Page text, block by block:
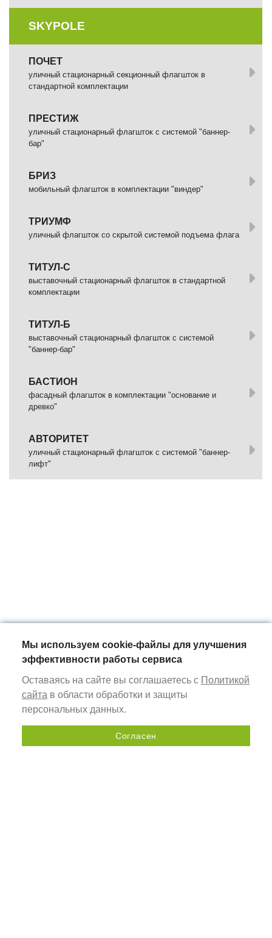
SKYPOLE
ПОЧЕТ
уличный стационарный секционный флагшток в
стандартной комплектации
ПРЕСТИЖ
уличный стационарный флагшток с системой "баннер-
бар"
БРИЗ
мобильный флагшток в комплектации "виндер"
ТРИУМФ
уличный флагшток со скрытой системой подъема флага
ТИТУЛ-С
выставочный стационарный флагшток в стандартной
комплектации
ТИТУЛ-Б
выставочный стационарный флагшток с системой
"баннер-бар"
БАСТИОН
фасадный флагшток в комплектации "основание и
древко"
АВТОРИТЕТ
уличный стационарный флагшток с системой "баннер-
лифт"
Отправить запрос
Мы используем cookie-файлы для улучшения
эффективности работы сервиса
Оставаясь на сайте вы соглашаетесь с Политикой
сайта в области обработки и защиты
персональных данных.
Согласен